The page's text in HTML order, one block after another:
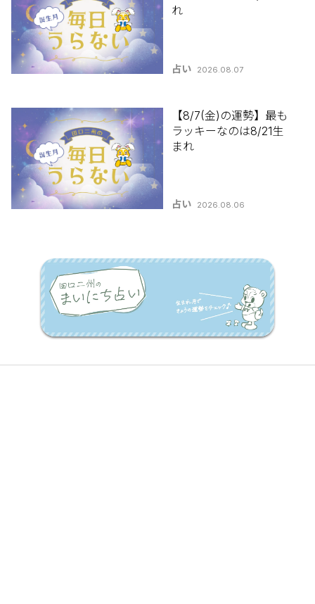
れ
占い 2026.08.07
【8/7(金)の運勢】最も
ラッキーなのは8/21生
まれ
占い 2026.08.06